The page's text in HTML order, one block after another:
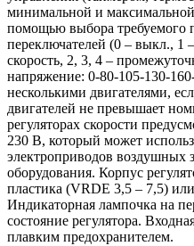
минимальной и
помощью выбора требуемого
переключателей (0 – выкл., 1
скорость, 2, 3, 4 –
напряжение: 0-80-105-130-
несколькими двигателями,
двигателей не превышает
регуляторах скорости
230 В, который может
электроприводов воздушных
оборудования. Корпус
пластика (VRDЕ 3,5 – 7,5)
Индикаторная лампочка на
состояние регулятора.
плавким предохранителем.